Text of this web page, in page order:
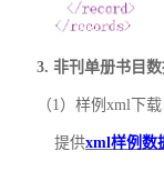
3. 非刊单册书目
（1）样例xml下载
提供xml样例数